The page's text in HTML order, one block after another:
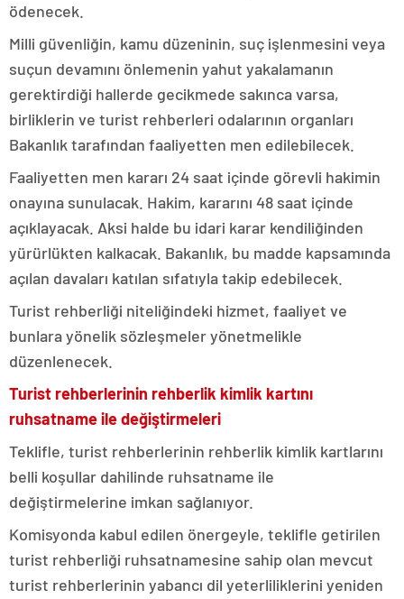
ödenecek.
Milli güvenliğin, kamu düzeninin, suç işlenmesini veya
suçun devamını önlemenin yahut yakalamanın
gerektirdiği hallerde gecikmede sakınca varsa,
birliklerin ve turist rehberleri odalarının organları
Bakanlık tarafından faaliyetten men edilebilecek.
Faaliyetten men kararı 24 saat içinde görevli hakimin
onayına sunulacak. Hakim, kararını 48 saat içinde
açıklayacak. Aksi halde bu idari karar kendiliğinden
yürürlükten kalkacak. Bakanlık, bu madde kapsamında
açılan davaları katılan sıfatıyla takip edebilecek.
Turist rehberliği niteliğindeki hizmet, faaliyet ve
bunlara yönelik sözleşmeler yönetmelikle
düzenlenecek.
Turist rehberlerinin rehberlik kimlik kartını
ruhsatname ile değiştirmeleri
Teklifle, turist rehberlerinin rehberlik kimlik kartlarını
belli koşullar dahilinde ruhsatname ile
değiştirmelerine imkan sağlanıyor.
Komisyonda kabul edilen önergeyle, teklifle getirilen
turist rehberliği ruhsatnamesine sahip olan mevcut
turist rehberlerinin yabancı dil yeterliliklerini yeniden